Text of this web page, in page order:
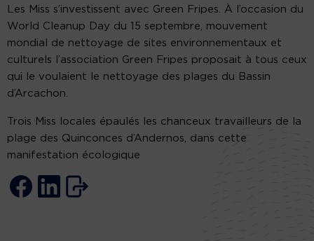
Les Miss s’investissent avec Green Fripes. À l’occasion du
World Cleanup Day du 15 septembre, mouvement
mondial de nettoyage de sites environnementaux et
culturels l’association Green Fripes proposait à tous ceux
qui le voulaient le nettoyage des plages du Bassin
d’Arcachon.
Trois Miss locales épaulés les chanceux travailleurs de la
plage des Quinconces d’Andernos, dans cette
manifestation écologique